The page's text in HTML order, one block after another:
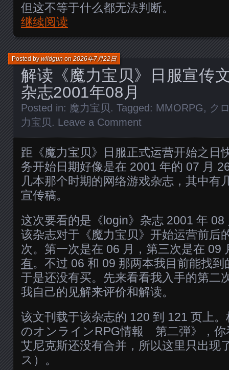
但这不等于什么都无法判断。
继续阅读
解读《魔力宝贝》日服宣传
杂志2001年08月
Posted bywildgunon2026年7月22日
Posted in: 魔力宝贝 . Tagged: MMORPG, ク
力宝贝 . Leave a Comment
距《魔力宝贝》日服正式运营开始之日
务开始日期好像是在 2001 年的 07 月
几本那个时期的网络游戏杂志，其中有
宣传稿。
这次要看的是《login》杂志 2001 年
该杂志对于《魔力宝贝》开始运营前后
次。第一次是在 06 月，第三次是在 09
有。不过 06 和 09 那两本我目前能找
于是还没有买。先来看看我入手的第二
我自己的见解来评价和解读。
该文刊载于该杂志的 120 到 121 页上
のオンラインRPG情報 第二弾》，你
艾尼克斯还没有合并，所以这里只出现
ス）。